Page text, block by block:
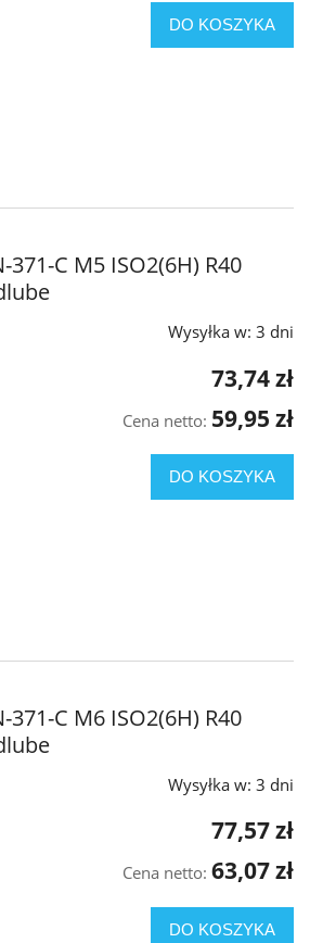
DO KOSZYKA
C M5 ISO2(6H) R40
Wysyłka w: 3 dni
73,74 zł
Cena netto: 59,95 zł
DO KOSZYKA
C M6 ISO2(6H) R40
Wysyłka w: 3 dni
77,57 zł
Cena netto: 63,07 zł
DO KOSZYKA